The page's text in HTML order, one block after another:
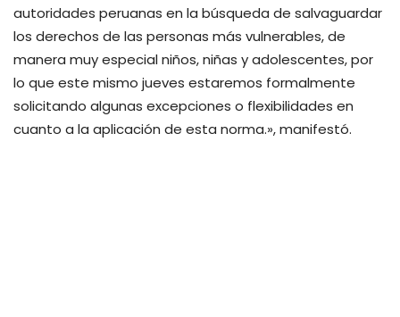
autoridades peruanas en la búsqueda de salvaguardar
los derechos de las personas más vulnerables, de
manera muy especial niños, niñas y adolescentes, por
lo que este mismo jueves estaremos formalmente
solicitando algunas excepciones o flexibilidades en
cuanto a la aplicación de esta norma.», manifestó.